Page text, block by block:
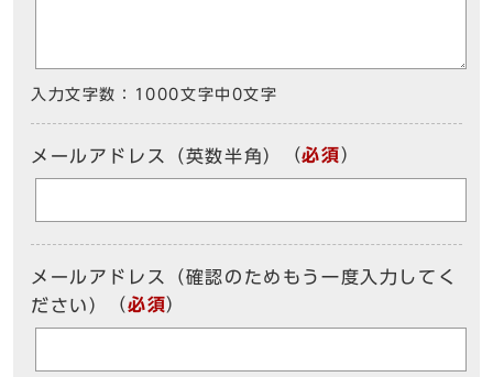
入力文字数： 1000文字中 0文字
メールアドレス（英数半角） （必須）
メールアドレス（確認のためもう一度入力してく
ださい）
（必須）